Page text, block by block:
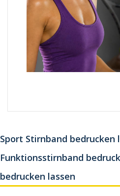
Sport Stirnband bedrucken
Funktionsstirnband
bedrucken lassen